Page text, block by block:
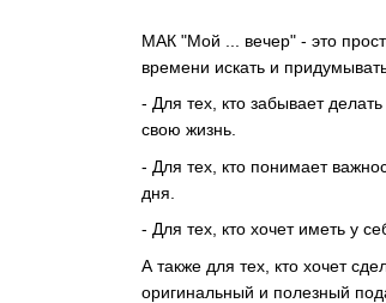
МАК "Мой ... вечер" - это
времени искать и
- Для тех, кто забывает
свою жизнь.
- Для тех, кто понимает
дня.
- Для тех, кто хочет иметь у
А также для тех, кто хочет
оригинальный и полезный